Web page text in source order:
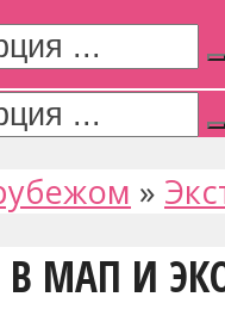
»
МАП И